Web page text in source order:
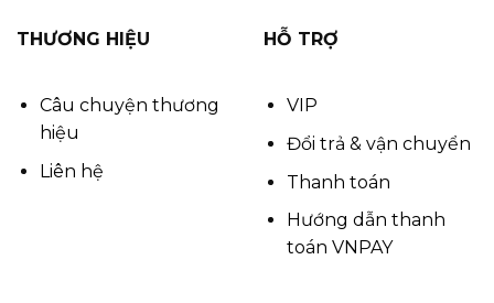
THƯƠNG HIỆU
Câu chuyện thương
hiệu
Liên hệ
HỖ TRỢ
VIP
Đổi trả & vận chuyển
Thanh toán
Hướng dẫn thanh
toán VNPAY